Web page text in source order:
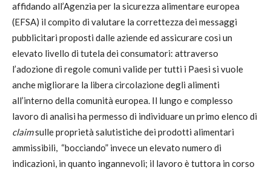
affidando all’Agenzia per la sicurezza alimentare europea
(EFSA) il compito di valutare la correttezza dei messaggi
pubblicitari proposti dalle aziende ed assicurare così un
elevato livello di tutela dei consumatori: attraverso
l’adozione di regole comuni valide per tutti i Paesi si vuole
anche migliorare la libera circolazione degli alimenti
all’interno della comunità europea. Il lungo e complesso
lavoro di analisi ha permesso di individuare un primo elenco di
claimsulle proprietà salutistiche dei prodotti alimentari
ammissibili, “bocciando” invece un elevato numero di
indicazioni, in quanto ingannevoli; il lavoro è tuttora in corso